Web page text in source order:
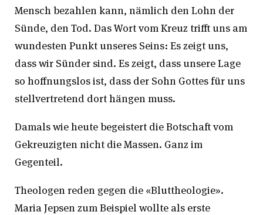
Mensch bezahlen kann, nämlich den Lohn der
Sünde, den Tod. Das Wort vom Kreuz trifft uns am
wundesten Punkt unseres Seins: Es zeigt uns,
dass wir Sünder sind. Es zeigt, dass unsere Lage
so hoffnungslos ist, dass der Sohn Gottes für uns
stellvertretend dort hängen muss.
Damals wie heute begeistert die Botschaft vom
Gekreuzigten nicht die Massen. Ganz im
Gegenteil.
Theologen reden gegen die «Bluttheologie».
Maria Jepsen zum Beispiel wollte als erste